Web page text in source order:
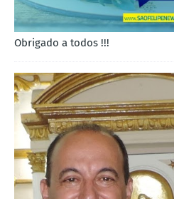
Obrigado a todos !!!